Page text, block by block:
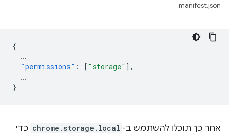
manifest.json:
{
…
"permissions" : [ "storage" ],
…
}
אחר כך תוכלו להשתמש ב- chrome.storage.local כדי